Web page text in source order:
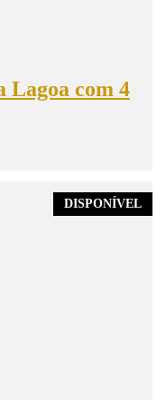
Lagoa com 4
DISPONÍVEL